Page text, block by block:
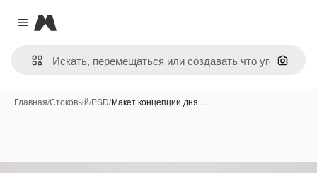
Close menu
Magnific
Поиск
Главная/Стоковый/PSD/Макет концепции дня …